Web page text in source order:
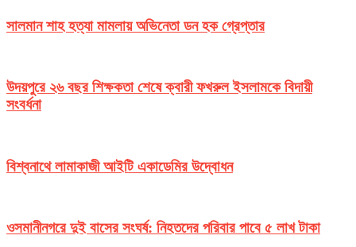
সালমান শাহ হত্যা মামলায় অভিনেতা ডন হক গ্রেপ্তার
উদয়পুরে ২৬ বছর শিক্ষকতা শেষে ক্বারী ফখরুল ইসলামকে বিদায়ী
সংবর্ধনা
বিশ্বনাথে লামাকাজী আইটি একাডেমির উদ্বোধন
ওসমানীনগরে দুই বাসের সংঘর্ষ: নিহতদের পরিবার পাবে ৫ লাখ টাকা